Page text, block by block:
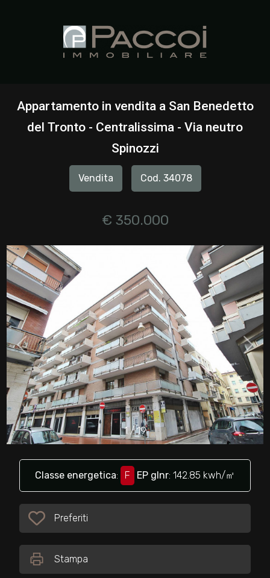
Appartamento in vendita a San Benedetto
del Tronto - Centralissima - Via neutro
Spinozzi
Vendita Cod. 34078
€ 350.000
1 / 19
Classe energetica: F EP glnr: 142.85 kwh/㎡
Preferiti: Cod. 34078
Preferiti
Stampa
IMMOBILI
Qualsiasi
dove
cercare
Provincia
Comune
Tipologia
multiscelta
Qualsiasi
Commerciali